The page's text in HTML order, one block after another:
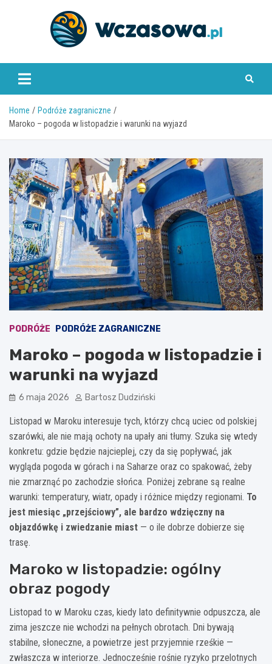
www.wczasowa.pl
Home
Podróże zagraniczne
Maroko – pogoda w listopadzie i warunki na wyjazd
PODRÓŻE PODRÓŻE ZAGRANICZNE
Maroko – pogoda w listopadzie i
warunki na wyjazd
6 maja 2026 Bartosz Dudziński
Listopad w Maroku interesuje tych, którzy chcą uciec od polskiej
szarówki, ale nie mają ochoty na upały ani tłumy. Szuka się wtedy
konkretu: gdzie będzie najcieplej, czy da się popływać, jak
wygląda pogoda w górach i na Saharze oraz co spakować, żeby
nie zmarznąć po zachodzie słońca. Poniżej zebrane są realne
warunki: temperatury, wiatr, opady i różnice między regionami. To
jest miesiąc „przejściowy”, ale bardzo wdzięczny na
objazdówkę i zwiedzanie miast — o ile dobrze dobierze się
trasę.
Maroko w listopadzie: ogólny
obraz pogody
Listopad to w Maroku czas, kiedy lato definitywnie odpuszcza, ale
zima jeszcze nie wchodzi na pełnych obrotach. Dni bywają
stabilne, słoneczne, a powietrze jest przyjemnie rześkie —
zwłaszcza w interiorze. Jednocześnie rośnie ryzyko przelotnych